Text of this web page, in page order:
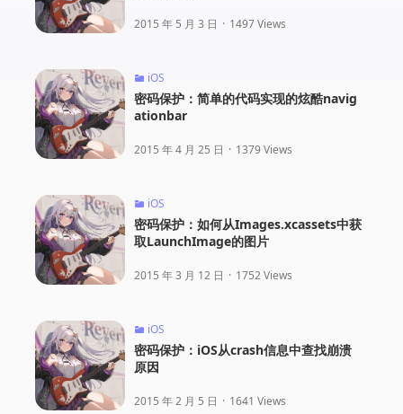
2015 年 5 月 3 日 · 1497 Views
iOS
密码保护：简单的代码实现的炫酷navig
ationbar
2015 年 4 月 25 日 · 1379 Views
iOS
密码保护：如何从Images.xcassets中获
取LaunchImage的图片
2015 年 3 月 12 日 · 1752 Views
iOS
密码保护：iOS从crash信息中查找崩溃
原因
2015 年 2 月 5 日 · 1641 Views